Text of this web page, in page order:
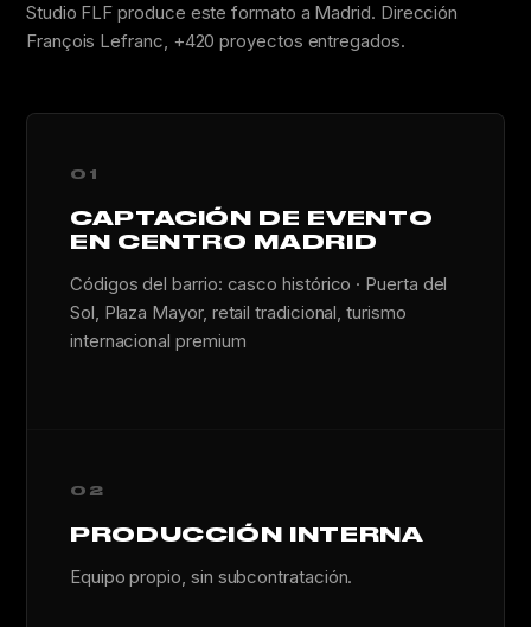
Studio FLF produce este formato a Madrid. Dirección
François Lefranc, +420 proyectos entregados.
01
CAPTACIÓN DE EVENTO
EN CENTRO MADRID
Códigos del barrio: casco histórico · Puerta del
Sol, Plaza Mayor, retail tradicional, turismo
internacional premium
02
PRODUCCIÓN INTERNA
Equipo propio, sin subcontratación.